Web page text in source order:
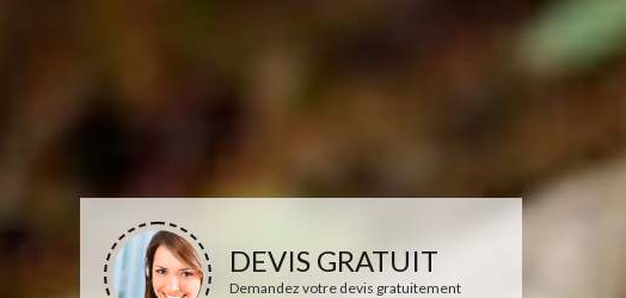
DEVIS GRATUIT
Demandez votre devis gratuitement